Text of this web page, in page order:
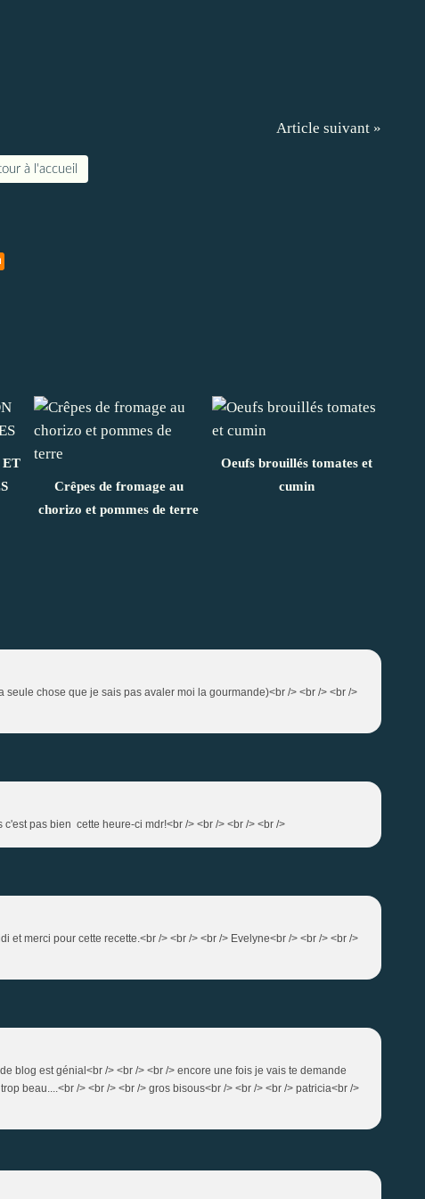
Article suivant »
à l'accueil
ET
Crêpes de fromage au
chorizo et pommes de terre
Oeufs brouillés tomates et
cumin
chose que je sais pas avaler moi la gourmande)<br /> <br /> <br />
pas bien cette heure-ci mdr!<br /> <br /> <br /> <br />
et merci pour cette recette.<br /> <br /> <br /> Evelyne<br /> <br /> <br />
blog est génial<br /> <br /> <br /> encore une fois je vais te demande
beau....<br /> <br /> <br /> gros bisous<br /> <br /> <br /> patricia<br />